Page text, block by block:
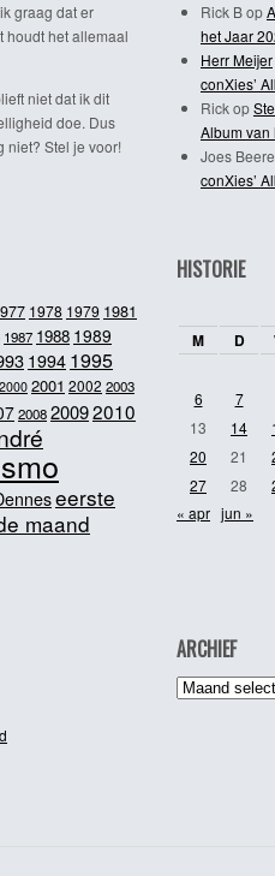
graag dat er
houdt het allemaal
niet dat ik dit
doe. Dus
niet? Stel je voor!
Rick Bop
het Jaar
Herr Meijer
conXies’
Rickop
Album van
Joes
conXies’
1978 1979 1981
1987 1988 1989
1994 1995
2000 2001 2002 2003
200820092010
eerste
maand
HISTORIE
M D
6
7
13
14
20
21
27
28
« apr jun »
ARCHIEF
Archief